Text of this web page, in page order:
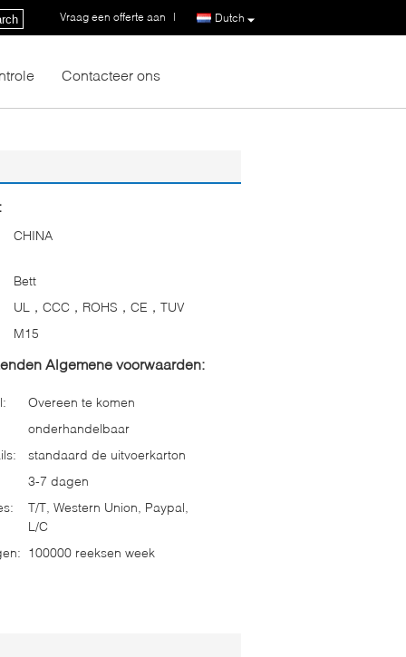
Dutch
Vraag een offerte aan |
Contacteer ons
CHINA
Bett
UL，CCC，ROHS，CE，TUV
M15
Algemene voorwaarden:
Overeen te komen
onderhandelbaar
standaard de uitvoerkarton
3-7 dagen
T/T, Western Union, Paypal,
L/C
100000 reeksen week